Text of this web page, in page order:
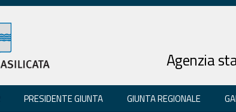
Agenzia
PRESIDENTE GIUNTA GIUNTA REGIONALE